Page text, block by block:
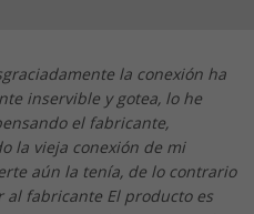
la conexión ha
inservible y gotea, lo he
el fabricante,
la vieja conexión de mi
aún la tenía, de lo contrario
al fabricante El producto es